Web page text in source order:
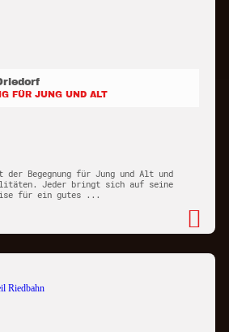
FÜR JUNG UND ALT
Begegnung für Jung und Alt und
Jeder bringt sich auf seine
für ein gutes ...